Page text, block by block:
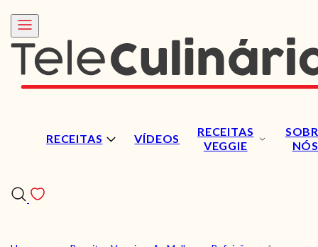
RECEITAS VÍDEOS
RECEITAS
VEGGIE
NÓS